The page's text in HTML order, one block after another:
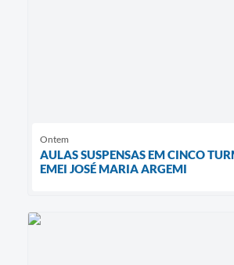
Ontem
AULAS SUSPENSAS EM CINCO
EMEI JOSÉ MARIA ARGEMI